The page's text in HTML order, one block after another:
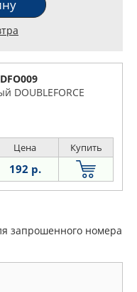
DOUBLEFORCE
Цена Купить
192 р.
запрошенного номера